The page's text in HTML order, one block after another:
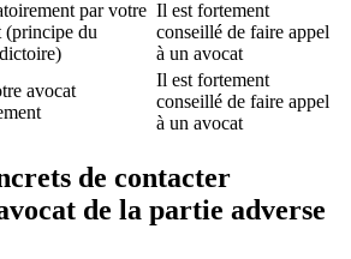
par votre
(principe du
Il est fortement
conseillé de faire appel
à un avocat
avocat
Il est fortement
conseillé de faire appel
à un avocat
de contacter
de la partie adverse